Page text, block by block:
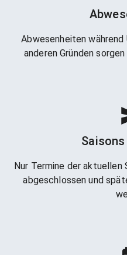
Abwesenheiten während
anderen Gründen
Nur Termine der aktuellen
abgeschlossen und